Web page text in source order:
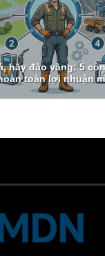
hãy đào vàng: 5
toàn lợi nhuận